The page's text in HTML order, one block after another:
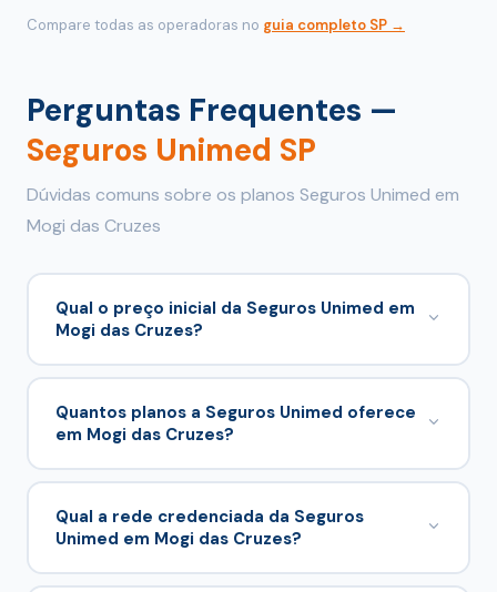
Compare todas as operadoras no guia completo SP →
Perguntas Frequentes —
Seguros Unimed SP
Dúvidas comuns sobre os planos Seguros Unimed em
Mogi das Cruzes
Qual o preço inicial da Seguros Unimed em
Mogi das Cruzes?
A partir de R$ 255,59/mês para 0–18 anos e R$
391,72/mês para 24–28 anos no comparador.
Quantos planos a Seguros Unimed oferece
em Mogi das Cruzes?
8 planos empresariais em 1 tabela comercial.
Qual a rede credenciada da Seguros
Unimed em Mogi das Cruzes?
Seguros Unimed opera com rede credenciada de